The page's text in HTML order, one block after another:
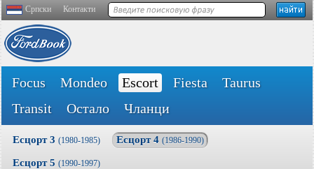
Српски Контакти
Focus Mondeo Escort Fiesta
Taurus
Transit
Остало Чланци
Есцорт 3 (1980-1985) Есцорт 4 (1986-1990)
Есцорт 5 (1990-1997)